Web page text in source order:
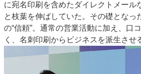
に宛名印刷を含めたダイレクトメール
と枝葉を伸ばしていた。その礎となっ
の“信頼”。通常の営業活動に加え、口
く、名刺印刷からビジネスを派生させ